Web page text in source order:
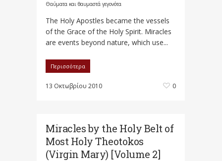
Θαύματα και θαυμαστά γεγονότα
The Holy Apostles became the vessels
of the Grace of the Holy Spirit. Miracles
are events beyond nature, which use...
Περισσότερα
13 Οκτωβρίου 2010 0
Miracles by the Holy Belt of
Most Holy Theotokos
(Virgin Mary) [Volume 2]